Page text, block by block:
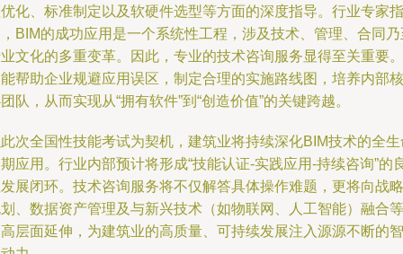
化、标准制定以及软硬件选型等方面的深度指导。行业专家指
BIM的成功应用是一个系统性工程，涉及技术、管理、合同乃
文化的多重变革。因此，专业的技术咨询服务显得至关重要。
帮助企业规避应用误区，制定合理的实施路线图，培养内部核
队，从而实现从“拥有软件”到“创造价值”的关键跨越。
次全国性技能考试为契机，建筑业将持续深化BIM技术的全生
应用。行业内部预计将形成“技能认证-实践应用-持续咨询”的
展闭环。技术咨询服务将不仅解答具体操作难题，更将向战略
、数据资产管理及与新兴技术（如物联网、人工智能）融合等
层面延伸，为建筑业的高质量、可持续发展注入源源不断的智